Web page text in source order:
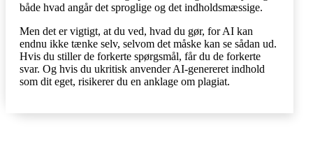
både hvad angår det sproglige og det indholdsmæssige.
Men det er vigtigt, at du ved, hvad du gør, for AI kan
endnu ikke tænke selv, selvom det måske kan se sådan ud.
Hvis du stiller de forkerte spørgsmål, får du de forkerte
svar. Og hvis du ukritisk anvender AI-genereret indhold
som dit eget, risikerer du en anklage om plagiat.